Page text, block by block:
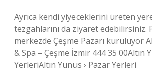
Ayrıca kendi yiyeceklerini üreten
tezgahlarını da ziyaret edebilirsiniz.
merkezde Çeşme Pazarı kuruluyor
& Spa – Çeşme İzmir 444 35 00Altın
YerleriAltın Yunus › Pazar Yerleri